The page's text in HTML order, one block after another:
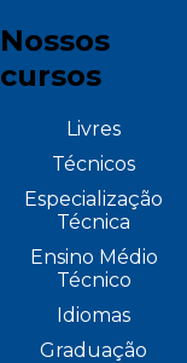
Nossos
cursos
Livres
Técnicos
Especialização
Técnica
Ensino Médio
Técnico
Idiomas
Graduação